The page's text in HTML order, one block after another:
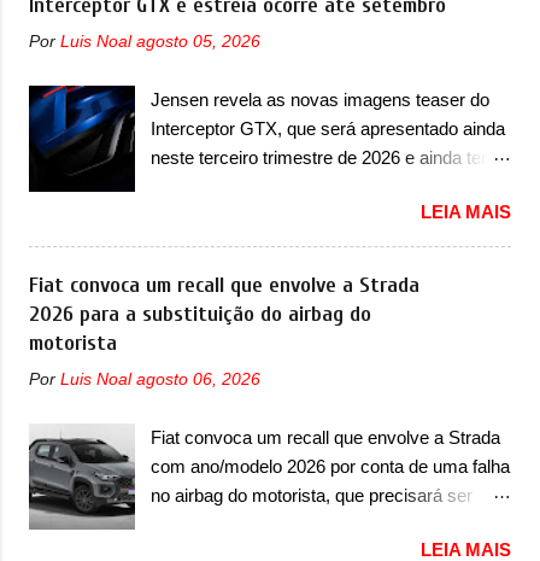
Formula S segue basicamente as mesmas
de Pequim, que aconteceu no primeiro
semestre. Na dianteira, o sedã conta com
faróis mais quadrados e compactos, com
esportivos recentemente tiveram, como o
Huracán Sterrato. E o modelo italiano tem
grande parte no desenvolvimento do Dune.
Baseado no Huracán, o Dune nasce com
apresentou com o Sterrato, mas com um
design ainda mais Mad Max – algo
característico da Rezvani. Junto com as
imagens, a marca já confirmou que o Dune
serão apenas sete unidades produzidas...
Ele será equipado com um motor V10
Supercharger capaz de desenvolver cerca de
800cv que separou a performance exótica da
Interceptor GTX e estreia ocorre até setembro
Por Luis Noal agosto 05, 2026
Jensen revela as novas imagens teaser do
Interceptor GTX, que será apresentado ainda
neste terceiro trimestre de 2026 e ainda terá
Jensen International Automotive (abreviação
de JIA) apresentou uma nova imagem teaser
que mostra como será o Interceptor GTX, o
esportivo que recolocará a marca no
mercado. O granturismo (GT) apareceu em
aparece o para-choque traseiro. A marca
apresentado no terceiro trimestre de 2026, ou
seja, acontecerá entre os meses de julho e
setembro (e já estamos em agosto), ou seja,
LEIA MAIS
Fiat convoca um recall que envolve a Strada
2026 para a substituição do airbag do
motorista
Por Luis Noal agosto 06, 2026
Fiat convoca um recall que envolve a Strada
com ano/modelo 2026 por conta de uma falha
no airbag do motorista, que precisará ser
24 de outubro de 2025 que envolve osLEIA MAIS